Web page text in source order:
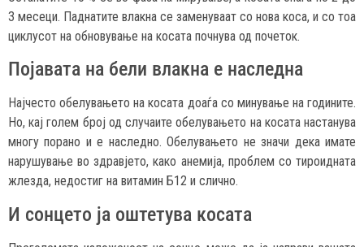
3 месеци. Паднатите влакна се заменуваат со нова коса, и со тоа
циклусот на обновување на косата почнува од почеток.
Појавата на бели влакна е наследна
Најчесто обелувањето на косата доаѓа со минување на годините.
Но, кај голем број од случаите обелувањето на косата настанува
многу порано и е наследно. Обелувањето не значи дека имате
нарушување во здравјето, како анемија, проблем со тироидната
жлезда, недостиг на витамин Б12 и слично.
И сонцето ја оштетува косата